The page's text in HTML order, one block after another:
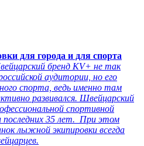
для города и для спорта
бренд KV+ не так
аудитории, но его
спорта, ведь именно там
развивался. Швейцарский
спортивной
35 лет. При этом
лыжной экипировки всегда